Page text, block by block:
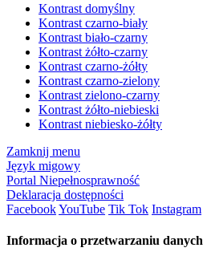
Kontrast domyślny
Kontrast czarno-biały
Kontrast biało-czarny
Kontrast żółto-czarny
Kontrast czarno-żółty
Kontrast czarno-zielony
Kontrast zielono-czarny
Kontrast żółto-niebieski
Kontrast niebiesko-żółty
Zamknij menu
Język migowy
Portal Niepełnosprawność
Deklaracja dostępności
FacebookYouTube Tik Tok Instagram
Informacja o przetwarzaniu danych